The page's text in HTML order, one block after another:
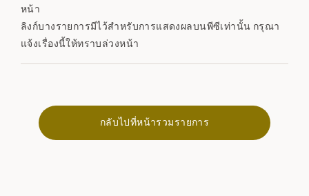
หน้า
ลิงก์บางรายการมีไว้สำหรับการแสดงผลบนพีซีเท่านั้น กรุณา
แจ้งเรื่องนี้ให้ทราบล่วงหน้า
กลับไปที่หน้ารวมรายการ